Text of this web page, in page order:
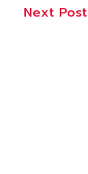
Next Post